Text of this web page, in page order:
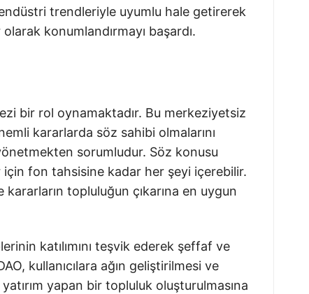
trendleriyle uyumlu hale getirerek
konumlandırmayı başardı.
bir rol oynamaktadır. Bu merkeziyetsiz
kararlarda söz sahibi olmalarını
sorumludur. Söz konusu
fon tahsisine kadar her şeyi içerebilir.
kararların topluluğun çıkarına en uygun
katılımını teşvik ederek şeffaf ve
kullanıcılara ağın geliştirilmesi ve
yapan bir topluluk oluşturulmasına